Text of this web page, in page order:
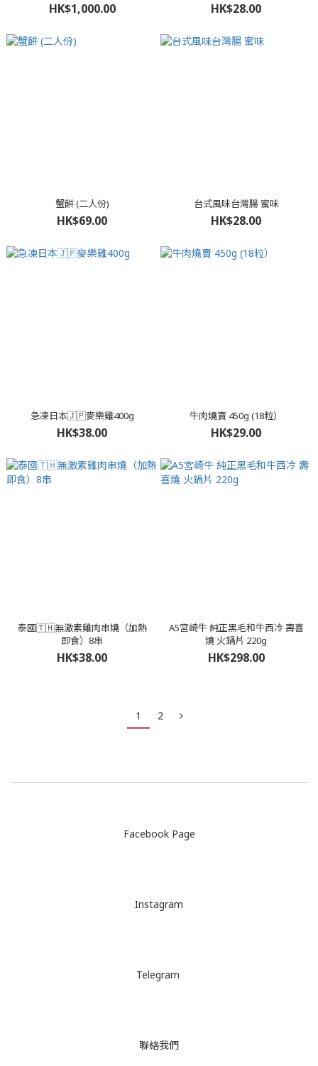
HK$1,000.00 HK$28.00
蟹餅 (二人份)
HK$69.00
台式風味台灣腸 蜜味
HK$28.00
急凍日本🇯🇵麥樂雞400g
HK$38.00
牛肉燒賣 450g (18粒）
HK$29.00
泰國🇹🇭無激素雞肉串燒（加熱
即食）8串
HK$38.00
A5宮崎牛 純正黑毛和牛西冷 壽喜
燒 火鍋片 220g
HK$298.00
1 2
Facebook Page
Instagram
Telegram
聯絡我們